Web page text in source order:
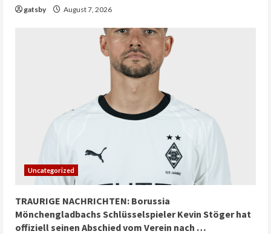
gatsby August 7, 2026
Uncategorized
TRAURIGE NACHRICHTEN: Borussia
Mönchengladbachs Schlüsselspieler Kevin Stöger hat
offiziell seinen Abschied vom Verein nach …